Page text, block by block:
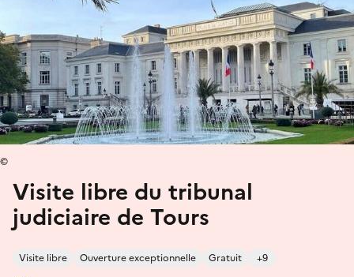
Visite libre du tribunal
judiciaire de Tours
Visite libre Ouverture exceptionnelle Gratuit +9
©